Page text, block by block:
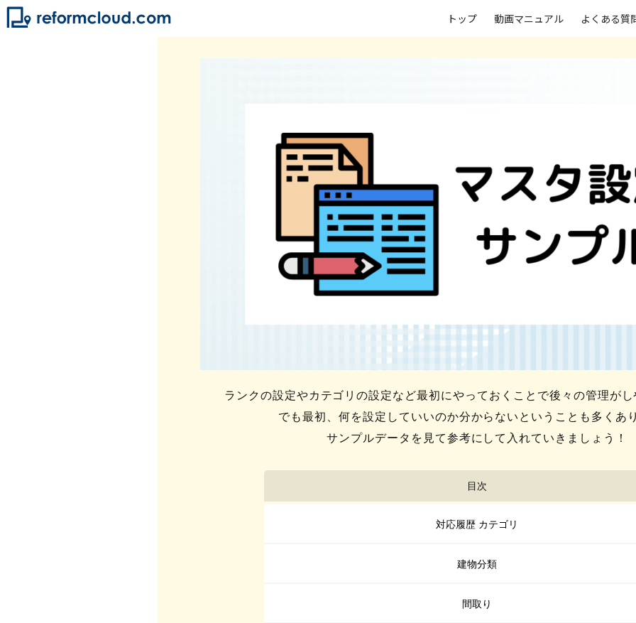
トップ 動画マニュアル よくある質
ランクの設定やカテゴリの設定など最初にやっておくことで後々の管理が
でも最初、何を設定していいのか分からないということも多くあ
サンプルデータを見て参考にして入れていきましょう！
目次
対応履歴 カテゴリ
建物分類
間取り